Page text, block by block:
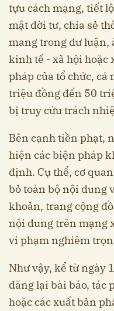
tựu cách mạng, tiết
mật đời tư, chia sẻ
mang trong dư luận,
kinh tế - xã hội hoặc
pháp của tổ chức, cá
triệu đồng đến 50
bị truy cứu trách
Bên cạnh tiền phạt,
hiện các biện pháp
định. Cụ thể, cơ
bỏ toàn bộ nội dung
khoản, trang cộng
nội dung trên mạng
vi phạm nghiêm
Như vậy, kể từ ngày
đăng lại bài báo, tác
hoặc các xuất bản